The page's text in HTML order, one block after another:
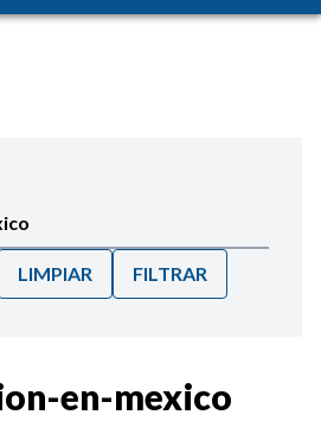
LIMPIAR FILTRAR
en-mexico